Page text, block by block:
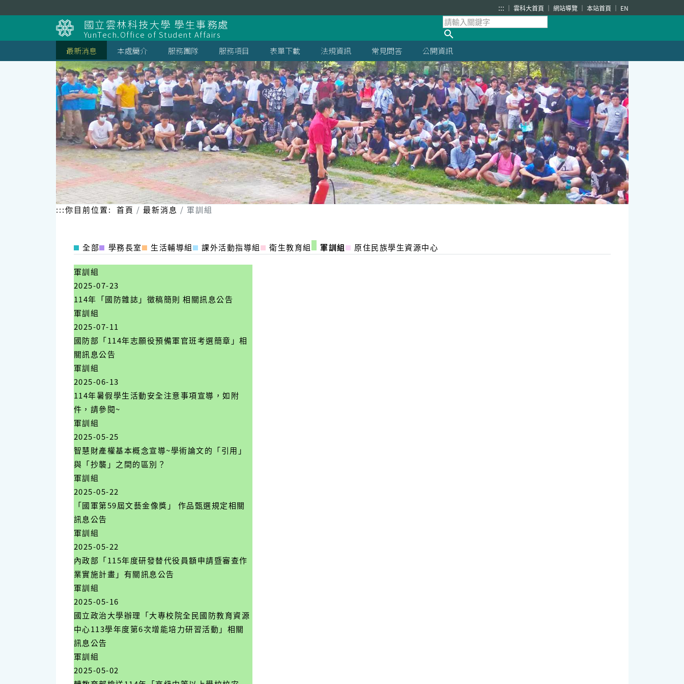
到
主
要
內
容
區
塊
::: 雲科大首頁 網站導覽 本站首頁 EN
國立雲林科技大學 學生事務處
YunTech.Office of Student Affairs
最新消息
本處簡介 服務團隊 服務項目 表單下載 法規資訊 常見問答 公開資訊
:::你目前位置: 首頁 最新消息 軍訓組
全部 學務長室 生活輔導組 課外活動指導組 衛生教育組 軍訓組 原住民族學生資源中心
軍訓組
2025-07-23
114年「國防雜誌」徵稿簡則 相關訊息公告
軍訓組
2025-07-11
國防部「114年志願役預備軍官班考選簡章」相
關訊息公告
軍訓組
2025-06-13
114年暑假學生活動安全注意事項宣導，如附
件，請參閱~
軍訓組
2025-05-25
智慧財產權基本概念宣導~學術論文的「引用」
與「抄襲」之間的區別？
軍訓組
2025-05-22
「國軍第59屆文藝金像獎」 作品甄選規定相關
訊息公告
軍訓組
2025-05-22
內政部「115年度研發替代役員額申請暨審查作
業實施計畫」有關訊息公告
軍訓組
2025-05-16
國立政治大學辦理「大專校院全民國防教育資源
中心113學年度第6次增能培力研習活動」相關
訊息公告
軍訓組
2025-05-02